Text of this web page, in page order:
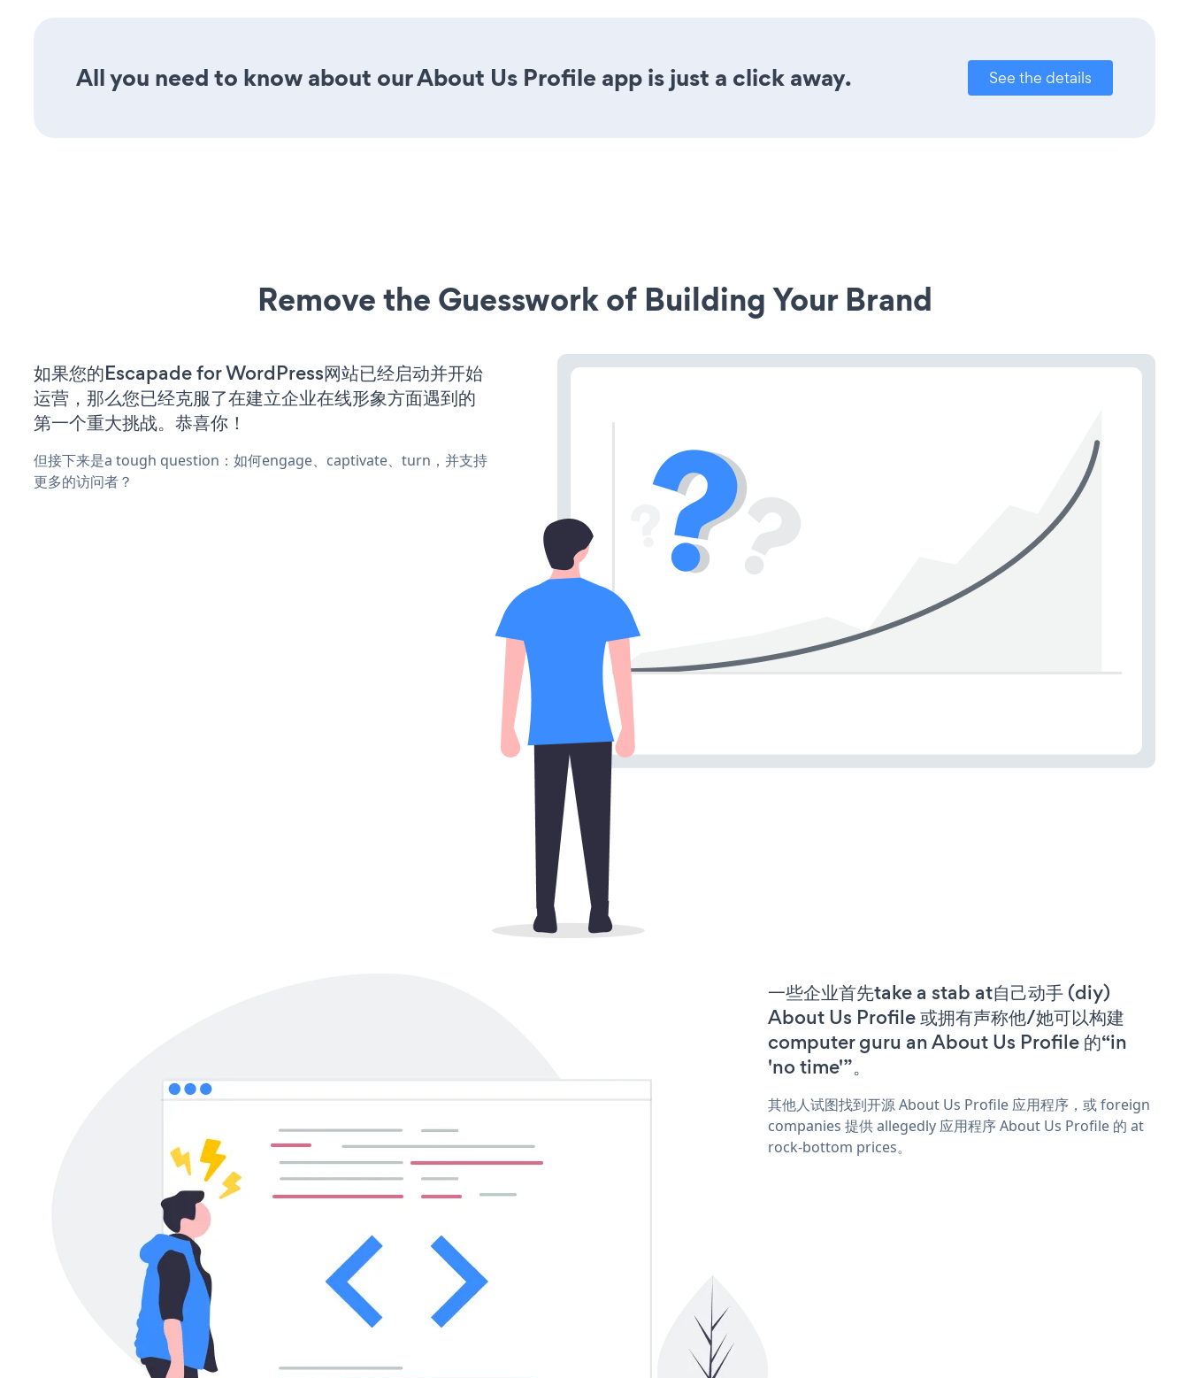
All you need to know about our About Us Profile app is just a click away. See the details
Remove the Guesswork of Building Your Brand
如果您的Escapade for WordPress网站已经启动并开始
运营，那么您已经克服了在建立企业在线形象方面遇到的
第一个重大挑战。恭喜你！
但接下来是a tough question：如何engage、captivate、turn，并支持
更多的访问者？
一些企业首先take a stab at自己动手 (diy)
About Us Profile 或拥有声称他/她可以构建
computer guru an About Us Profile 的“in
'no time'”。
其他人试图找到开源 About Us Profile 应用程序，或 foreign
companies 提供 allegedly 应用程序 About Us Profile 的 at
rock-bottom prices。